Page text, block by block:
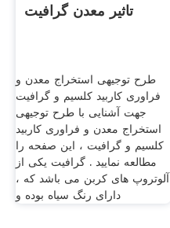
تاثیر معدن گرافیت
طرح توجیهی استخراج معدن و
فراوری کاربید کلسیم و گرافیت
جهت آشنایی با طرح توجیهی
استخراج معدن و فراوری کاربید
کلسیم و گرافیت ، این صفحه را
مطالعه نمایید . گرافیت یکی از
آلوتروپ های کربن می باشد که ،
دارای رنگ سیاه بوده و